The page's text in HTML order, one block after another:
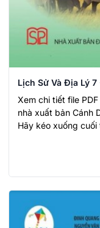
Lịch Sử Và Địa Lý
Xem chi tiết file
nhà xuất bản Cánh
Hãy kéo xuống